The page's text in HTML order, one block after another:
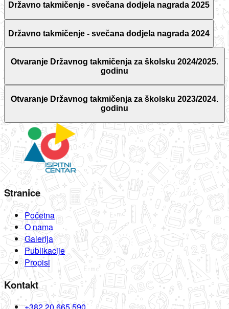
Državno takmičenje - svečana dodjela nagrada 2025
Državno takmičenje - svečana dodjela nagrada 2024
Otvaranje Državnog takmičenja za školsku 2024/2025.
godinu
Otvaranje Državnog takmičenja za školsku 2023/2024.
godinu
Stranice
Početna
O nama
Galerija
Publikacije
Propisi
Kontakt